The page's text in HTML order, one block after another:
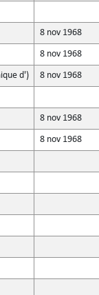
8 nov 1968
8 nov 1968
d') 8 nov 1968
8 nov 1968
8 nov 1968